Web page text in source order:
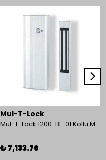
Mul-T-Lock
Mul-T-Lock 1200-BL-01 Kollu Manyetik Kilit 272 kg 600 Lbs
₺ 7,133.76